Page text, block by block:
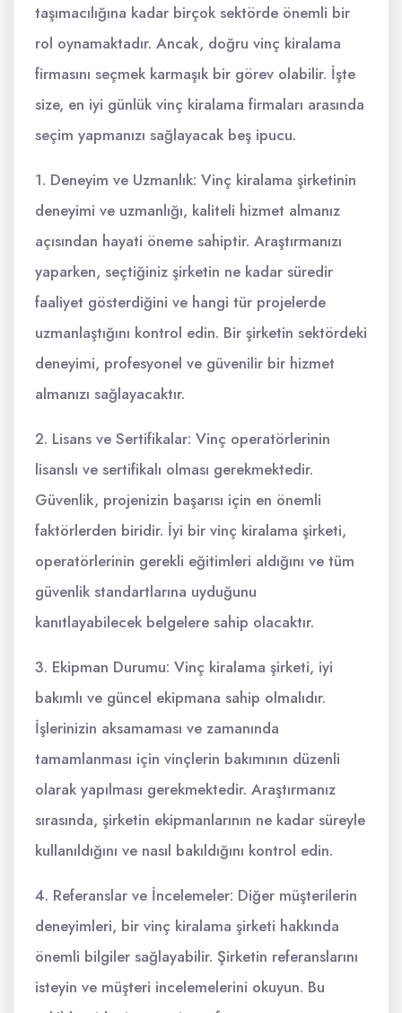
taşımacılığına kadar birçok sektörde önemli bir
rol oynamaktadır. Ancak, doğru vinç kiralama
firmasını seçmek karmaşık bir görev olabilir. İşte
size, en iyi günlük vinç kiralama firmaları arasında
seçim yapmanızı sağlayacak beş ipucu.
1. Deneyim ve Uzmanlık: Vinç kiralama şirketinin
deneyimi ve uzmanlığı, kaliteli hizmet almanız
açısından hayati öneme sahiptir. Araştırmanızı
yaparken, seçtiğiniz şirketin ne kadar süredir
faaliyet gösterdiğini ve hangi tür projelerde
uzmanlaştığını kontrol edin. Bir şirketin sektördeki
deneyimi, profesyonel ve güvenilir bir hizmet
almanızı sağlayacaktır.
2. Lisans ve Sertifikalar: Vinç operatörlerinin
lisanslı ve sertifikalı olması gerekmektedir.
Güvenlik, projenizin başarısı için en önemli
faktörlerden biridir. İyi bir vinç kiralama şirketi,
operatörlerinin gerekli eğitimleri aldığını ve tüm
güvenlik standartlarına uyduğunu
kanıtlayabilecek belgelere sahip olacaktır.
3. Ekipman Durumu: Vinç kiralama şirketi, iyi
bakımlı ve güncel ekipmana sahip olmalıdır.
İşlerinizin aksamaması ve zamanında
tamamlanması için vinçlerin bakımının düzenli
olarak yapılması gerekmektedir. Araştırmanız
sırasında, şirketin ekipmanlarının ne kadar süreyle
kullanıldığını ve nasıl bakıldığını kontrol edin.
4. Referanslar ve İncelemeler: Diğer müşterilerin
deneyimleri, bir vinç kiralama şirketi hakkında
önemli bilgiler sağlayabilir. Şirketin referanslarını
isteyin ve müşteri incelemelerini okuyun. Bu